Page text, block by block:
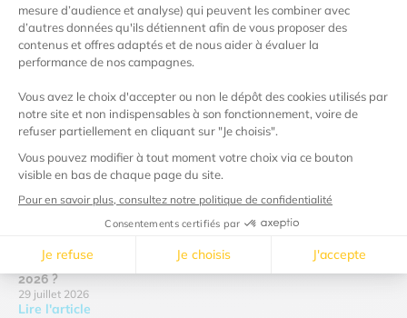
Quelles sont les évolutions du tarif de l’électricité en août
2026 ?
29 juillet 2026
Lire l'article